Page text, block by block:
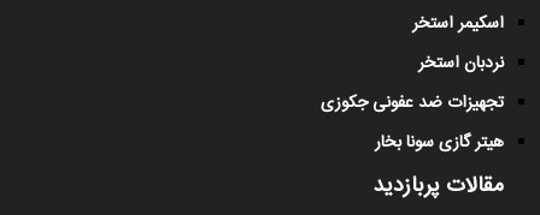
اسکیمر استخر
نردبان استخر
تجهیزات ضد عفونی جکوزی
هیتر گازی سونا بخار
مقالات پربازدید